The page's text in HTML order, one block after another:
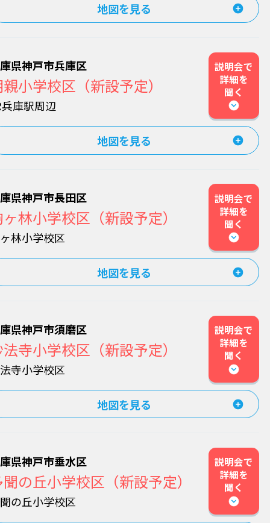
地図を見る
県神戸市兵庫区
小学校区（新設予定）
庫駅周辺
説明会で
詳細を
聞く
地図を見る
県神戸市長田区
林小学校区（新設予定）
林小学校区
説明会で
詳細を
聞く
地図を見る
県神戸市須磨区
寺小学校区（新設予定）
寺小学校区
説明会で
詳細を
聞く
地図を見る
県神戸市垂水区
の丘小学校区（新設予定）
の丘小学校区
説明会で
詳細を
聞く